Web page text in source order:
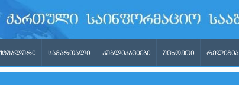
ᲡᲐᲛᲐᲠᲗᲐᲚᲘ ᲞᲣᲑᲚᲘᲙᲐᲪᲘᲔᲑᲘ ᲣᲪᲮᲝᲔᲗᲘ ᲠᲔᲚᲘᲒᲘᲐ